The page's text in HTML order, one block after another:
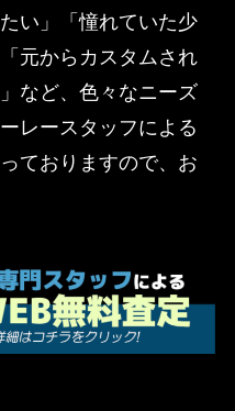
い」「憧れていた少
元からカスタムされ
など、色々なニーズ
レースタッフによる
ておりますので、お